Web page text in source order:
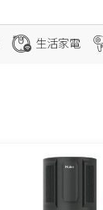
生活家電